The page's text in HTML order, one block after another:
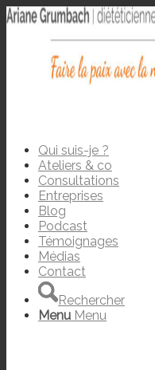
Qui suis-je ?
Ateliers & co
Consultations
Entreprises
Blog
Podcast
Témoignages
Médias
Contact
Rechercher
Menu Menu